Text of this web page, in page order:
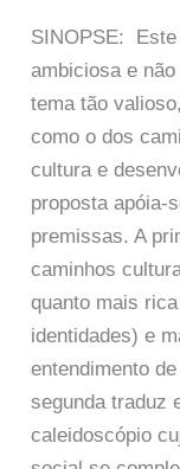
SINOPSE:
ambiciosa e
tema tão
como o dos
cultura e
proposta apóia-
premissas. A
caminhos
quanto mais
identidades) e
entendimento
segunda traduz
caleidoscópio